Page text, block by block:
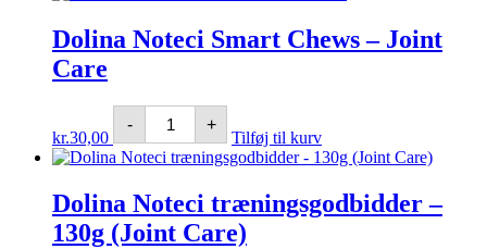
Dolina Noteci Smart Chews – Joint
Care
kr.30,00
-
Dolina
Noteci
Smart
Chews
Joint
Care
antal
+
Tilføj til kurv
Dolina Noteci træningsgodbidder –
130g (Joint Care)